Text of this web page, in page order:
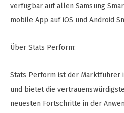
verfügbar auf allen Samsung
mobile App auf iOS und Android
Über Stats Perform:
Stats Perform ist der Marktführer
und bietet die
neuesten Fortschritte in der